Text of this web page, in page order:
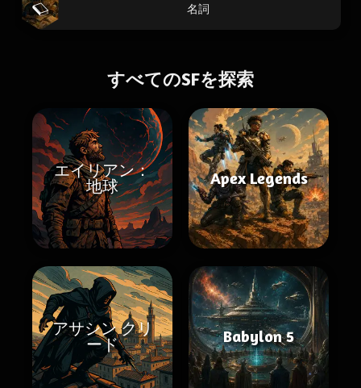
名詞
すべてのSFを探索
エイリアン：
地球
Apex Legends
アサシン クリ
ード
Babylon 5